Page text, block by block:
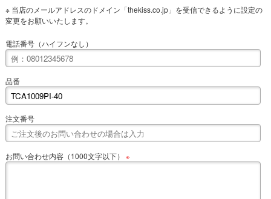
※ 当店のメールアドレスのドメイン「thekiss.co.jp」を受信できるように設定の
変更をお願いいたします。
電話番号（ハイフンなし）
品番
注文番号
お問い合わせ内容（1000文字以下） ※